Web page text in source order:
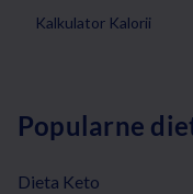
Kalkulator Kalorii
Popularne
Dieta Keto